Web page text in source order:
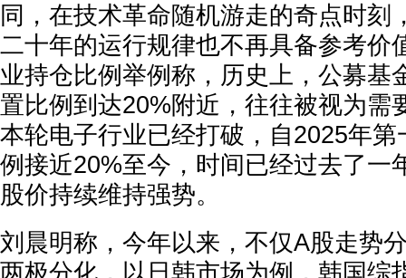
同，在技术革命随机游走的奇点时刻
二十年的运行规律也不再具备参考价
业持仓比例举例称，历史上，公募基
置比例到达20%附近，往往被视为需
本轮电子行业已经打破，自2025年
例接近20%至今，时间已经过去了一
股价持续维持强势。
刘晨明称，今年以来，不仅A股走势
两极分化，以日韩市场为例，韩国综